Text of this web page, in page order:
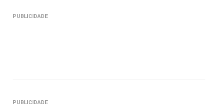
PUBLICIDADE
PUBLICIDADE